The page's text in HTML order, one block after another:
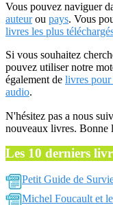
Vous pouvez naviguer
auteurou pays. Vous
livres les plus
Si vous souhaitez
pouvez utiliser notre
également de livres pour
audio.
N'hésitez pas a nous
nouveaux livres. Bonne
Les 10 derniers
Petit Guide de
Michel Foucault et